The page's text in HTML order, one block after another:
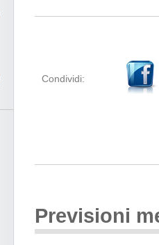
Condividi:
Previsioni